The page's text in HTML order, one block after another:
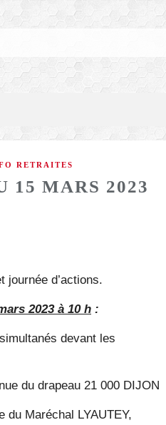
RETRAITES
15 MARS 2023
journée d’actions.
2023 à 10 h :
devant les
du drapeau 21 000 DIJON
Maréchal LYAUTEY,